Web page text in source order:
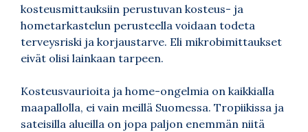
kosteusmittauksiin perustuvan kosteus- ja
hometarkastelun perusteella voidaan todeta
terveysriski ja korjaustarve. Eli mikrobimittaukset
eivät olisi lainkaan tarpeen.
Kosteusvaurioita ja home-ongelmia on kaikkialla
maapallolla, ei vain meillä Suomessa. Tropiikissa ja
sateisilla alueilla on jopa paljon enemmän niitä